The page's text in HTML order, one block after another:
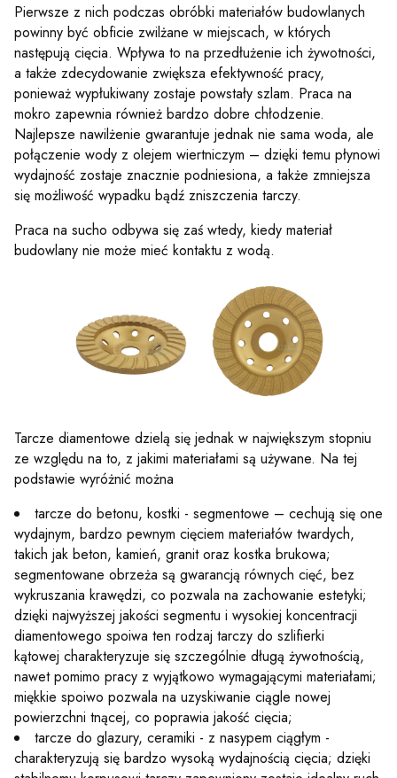
Pierwsze z nich podczas obróbki materiałów budowlanych
powinny być obficie zwilżane w miejscach, w których
następują cięcia. Wpływa to na przedłużenie ich żywotności,
a także zdecydowanie zwiększa efektywność pracy,
ponieważ wypłukiwany zostaje powstały szlam. Praca na
mokro zapewnia również bardzo dobre chłodzenie.
Najlepsze nawilżenie gwarantuje jednak nie sama woda, ale
połączenie wody z olejem wiertniczym – dzięki temu płynowi
wydajność zostaje znacznie podniesiona, a także zmniejsza
się możliwość wypadku bądź zniszczenia tarczy.
Praca na sucho odbywa się zaś wtedy, kiedy materiał
budowlany nie może mieć kontaktu z wodą.
Tarcze diamentowe dzielą się jednak w największym stopniu
ze względu na to, z jakimi materiałami są używane. Na tej
podstawie wyróżnić można
tarcze do betonu, kostki - segmentowe – cechują się one
wydajnym, bardzo pewnym cięciem materiałów twardych,
takich jak beton, kamień, granit oraz kostka brukowa;
segmentowane obrzeża są gwarancją równych cięć, bez
wykruszania krawędzi, co pozwala na zachowanie estetyki;
dzięki najwyższej jakości segmentu i wysokiej koncentracji
diamentowego spoiwa ten rodzaj tarczy do szlifierki
kątowej charakteryzuje się szczególnie długą żywotnością,
nawet pomimo pracy z wyjątkowo wymagającymi materiałami;
miękkie spoiwo pozwala na uzyskiwanie ciągle nowej
powierzchni tnącej, co poprawia jakość cięcia;
tarcze do glazury, ceramiki - z nasypem ciągłym -
charakteryzują się bardzo wysoką wydajnością cięcia; dzięki